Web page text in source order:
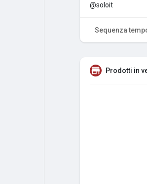
@soloit
Sequenza
Prodotti in